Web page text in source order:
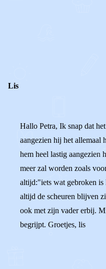
Lis
Hallo Petra, Ik snap dat
aangezien hij het allemaal
hem heel lastig aangezien
meer zal worden zoals
altijd:"iets wat gebroken
altijd de scheuren blijven
ook met zijn vader erbij.
begrijpt. Groetjes, lis